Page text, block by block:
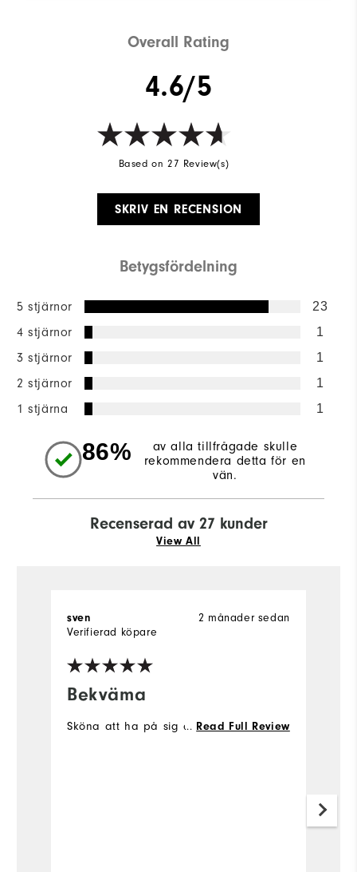
Overall Rating
4.6/5
Based on 27 Review(s)
SKRIV EN RECENSION
Betygsfördelning
5 stjärnor 23
4 stjärnor 1
3 stjärnor 1
2 stjärnor 1
1 stjärna 1
86%
av alla tillfrågade skulle
rekommendera detta för en
vän.
Recenserad av 27 kunder
View All
Bekväma
2 månader sedan
sven
Verifierad köpare
Sköna att ha på sig och snygga
... Read Full Review